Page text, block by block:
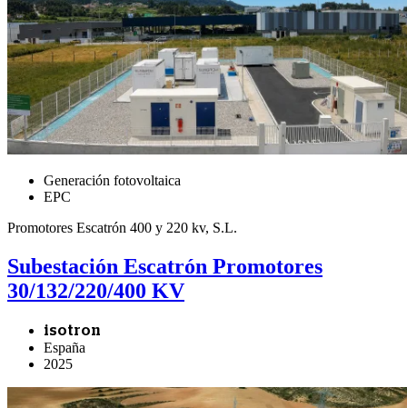
Generación fotovoltaica
EPC
Promotores Escatrón 400 y 220 kv, S.L.
Subestación Escatrón Promotores
30/132/220/400 KV
isotron
España
2025